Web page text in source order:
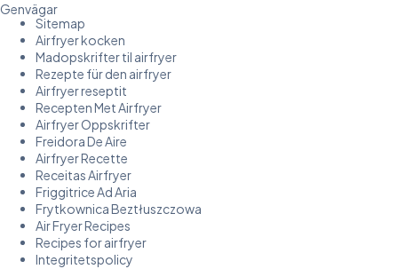
Genvägar
Sitemap
Airfryer kocken
Madopskrifter til airfryer
Rezepte für den airfryer
Airfryer reseptit
Recepten Met Airfryer
Airfryer Oppskrifter
Freidora De Aire
Airfryer Recette
Receitas Airfryer
Friggitrice Ad Aria
Frytkownica Beztłuszczowa
Air Fryer Recipes
Recipes for airfryer
Integritetspolicy